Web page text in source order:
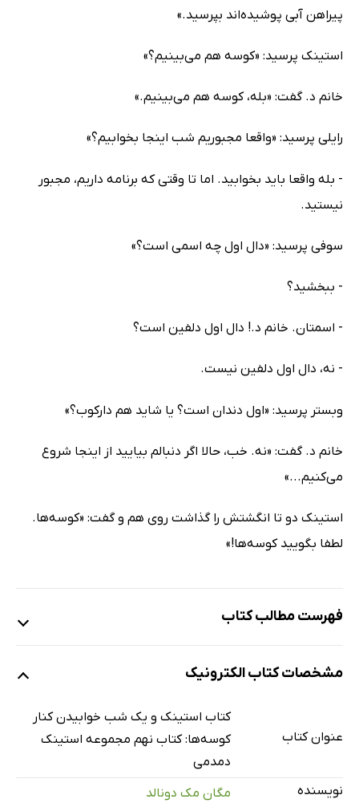
پیراهن آبی پوشیده‌اند بپرسید.»
استینک پرسید: «کوسه هم می‌بینیم؟»
خانم د. گفت: «بله، کوسه هم می‌بینیم.»
رایلی پرسید: «واقعا مجبوریم شب اینجا بخوابیم؟»
- بله واقعا باید بخوابید. اما تا وقتی که برنامه داریم، مجبور
نیستید.
سوفی پرسید: «دال اول چه اسمی است؟»
- ببخشید؟
- اسمتان. خانم د.! دال اول دلفین است؟
- نه، دال اول دلفین نیست.
وبستر پرسید: «اول دندان است؟ یا شاید هم دارکوب؟»
خانم د. گفت: «نه. خب، حالا اگر دنبالم بیایید از اینجا شروع
می‌کنیم...»
استینک دو تا انگشتش را گذاشت روی هم و گفت: «کوسه‌ها.
لطفا بگویید کوسه‌ها!»
فهرست مطالب کتاب
کوسه‌ها آنجا هستند
خوابیدن کنار کوسه‌ها
گروه تخم‌مرغ گندیده در برابر کوسه‌یاب
آرواره‌ی ترسناک
مشخصات کتاب الکترونیک
عنوان کتاب
کتاب استینک و یک شب خوابیدن کنار
کوسه‌ها: کتاب نهم مجموعه استینک
دمدمی
نویسنده
مگان مک دونالد